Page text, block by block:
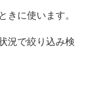
に使います。
況で絞り込み検